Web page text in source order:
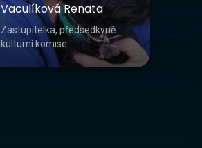
Vaculíková Renata
Zastupitelka, předsedkyně
kulturní komise